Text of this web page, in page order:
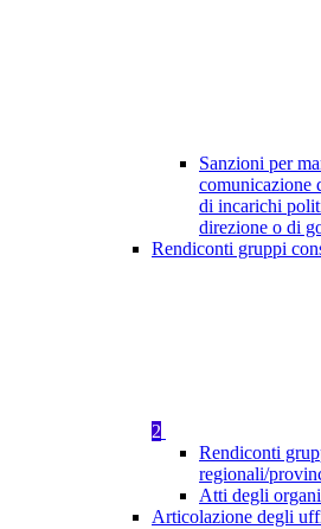
Sanzioni per
comunicazione
di incarichi
direzione o di
Rendiconti gruppi
2
Rendiconti
regionali/
Atti degli
Articolazione degli